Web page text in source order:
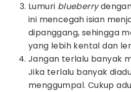
Lumuri blueberry
ini mencegah isian
dipanggang, sehingga
yang lebih kental dan
Jangan terlalu banyak
Jika terlalu banyak
menggumpal. Cukup